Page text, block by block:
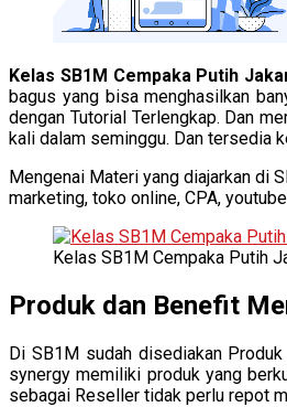
Kelas SB1M Cempaka Putih
bagus yang bisa menghasilkan
dengan Tutorial Terlengkap. Dan
kali dalam seminggu. Dan tersedia
Mengenai Materi yang diajarkan di
marketing, toko online, CPA,
Kelas SB1M Cempaka Putih
Produk dan Benefit
Di SB1M sudah disediakan
synergy memiliki produk yang
sebagai Reseller tidak perlu repot